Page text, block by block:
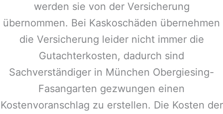
werden sie von der Versicherung
übernommen. Bei Kaskoschäden übernehmen
die Versicherung leider nicht immer die
Gutachterkosten, dadurch sind
Sachverständiger in München Obergiesing-
Fasangarten gezwungen einen
Kostenvoranschlag zu erstellen. Die Kosten der